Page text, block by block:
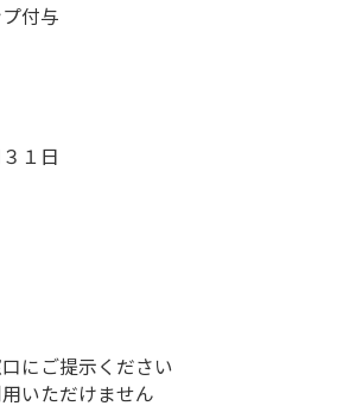
付与
１日
にご提示ください
いただけません